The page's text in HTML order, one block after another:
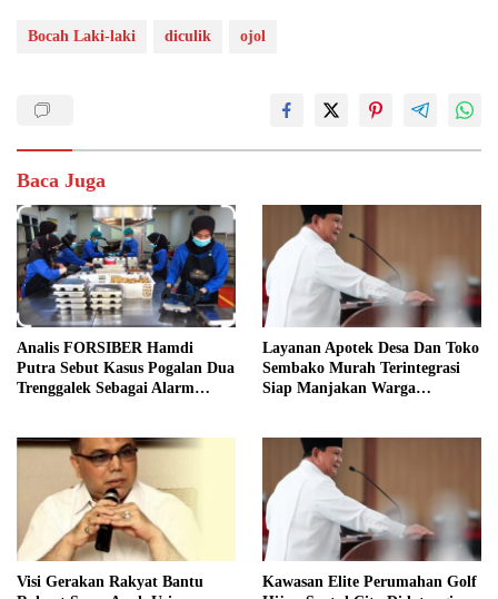
Bocah Laki-laki diculik ojol
Baca Juga
Analis FORSIBER Hamdi
Putra Sebut Kasus Pogalan Dua
Trenggalek Sebagai Alarm
Layanan Apotek Desa Dan Toko
Sembako Murah Terintegrasi
Siap Manjakan Warga
Visi Gerakan Rakyat Bantu
Kawasan Elite Perumahan Golf